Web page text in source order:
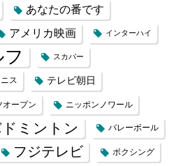
あなたの番です
アメリカ映画 インターハイ
スカパー
ス テレビ朝日
オープン ニッポンノワール
ミントン バレーボール
フジテレビ ボクシング